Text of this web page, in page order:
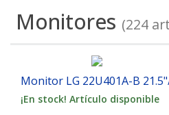
Monitores (224
Monitor LG 22U401A-B
¡En stock! Artículo disponible